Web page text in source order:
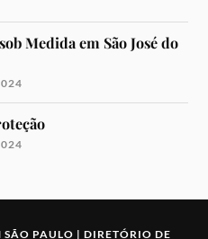
Medida em São José do
SÃO PAULO | DIRETÓRIO DE